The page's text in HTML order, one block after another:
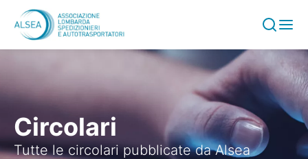
Vai al contenuto
Circolari
Tutte le circolari pubblicate da Alsea